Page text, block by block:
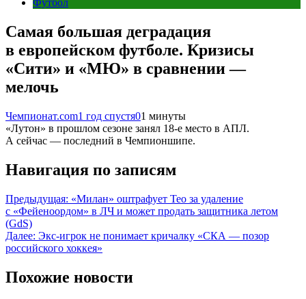
Футбол
Самая большая деградация
в европейском футболе. Кризисы
«Сити» и «МЮ» в сравнении —
мелочь
Чемпионат.com1 год спустя01 минуты
«Лутон» в прошлом сезоне занял 18-е место в АПЛ.
А сейчас — последний в Чемпионшипе.
Навигация по записям
Предыдущая: «Милан» оштрафует Тео за удаление
с «Фейеноордом» в ЛЧ и может продать защитника летом
(GdS)
Далее: Экс-игрок не понимает кричалку «СКА — позор
российского хоккея»
Похожие новости